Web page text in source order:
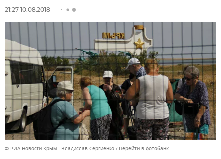
21:27 10.08.2018
© РИА Новости Крым . Владислав Сергиенко Перейти в фотобанк